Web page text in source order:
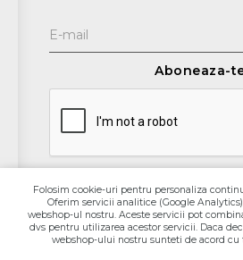
Aboneaza-
Contact
Folosim cookie-uri pentru personaliza
Oferim servicii analitice (Google
webshop-ul nostru. Aceste servicii pot
dvs pentru utilizarea acestor servicii. Daca
webshop-ului nostru sunteti de acord